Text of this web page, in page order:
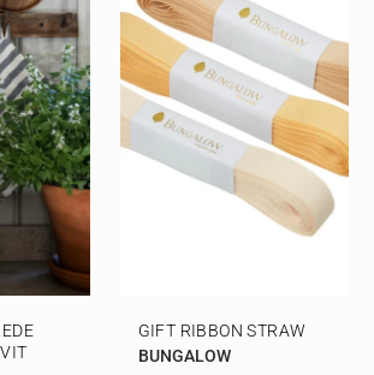
GIFT RIBBON STRAW
BUNGALOW